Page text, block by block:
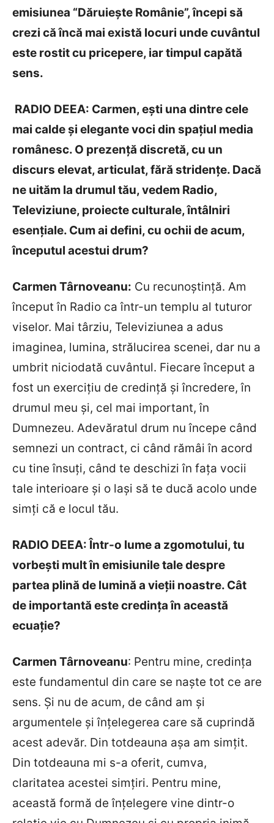
emisiunea “Dăruieşte Românie”,începi să
crezi căîncă mai există locuri unde cuvântul
este rostit cu pricepere, iar timpul capătă
sens.
RADIO DEEA: Carmen, ești una dintre cele
mai calde și elegante voci din spațiul media
românesc. O prezenţă discretă, cu un
discurs elevat, articulat, fără stridenţe. Dacă
ne uităm la drumul tău, vedem Radio,
Televiziune, proiecte culturale, întâlniri
esențiale. Cum ai defini, cu ochii de acum,
începutul acestui drum?
Carmen Târnoveanu: Cu recunoștință. Am
început în Radio ca într-un templu al tuturor
viselor. Mai târziu, Televiziunea a adus
imaginea, lumina, strălucirea scenei, dar nu a
umbrit niciodată cuvântul. Fiecare început a
fost un exercițiu de credinţă şi încredere, în
drumul meu și, cel mai important, în
Dumnezeu. Adevăratul drum nu începe când
semnezi un contract, ci când rămâi în acord
cu tine însuţi, când te deschizi în fața vocii
tale interioare și o lași să te ducă acolo unde
simţi că e locul tău.
RADIO DEEA: Într-o lume a zgomotului, tu
vorbești mult în emisiunile tale despre
partea plină de lumină a vieţii noastre. Cât
de importantă este credința în această
ecuație?
Carmen Târnoveanu: Pentru mine, credința
este fundamentul din care se naște tot ce are
sens. Şi nu de acum, de când am şi
argumentele şi înţelegerea care să cuprindă
acest adevăr. Din totdeauna aşa am simţit.
Din totdeauna mi s-a oferit, cumva,
claritatea acestei simţiri. Pentru mine,
această formă de înţelegere vine dintr-o